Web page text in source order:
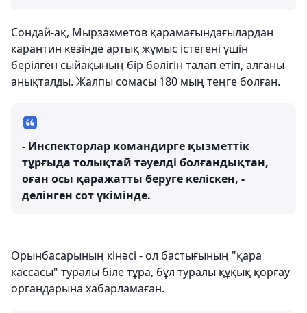
Сондай-ақ, Мырзахметов қарамағындағылардан
карантин кезінде артық жұмыс істегені үшін
берілген сыйақының бір бөлігін талап етіп, алғаны
анықталды. Жалпы сомасы 180 мың теңге болған.
- Инспекторлар командирге қызметтік
тұрғыда толықтай тәуелді болғандықтан,
оған осы қаражатты беруге келіскен, -
делінген сот үкімінде.
Орынбасарының кінәсі - ол бастығының "қара
кассасы" туралы біле тұра, бұл туралы құқық қорғау
органдарына хабарламаған.